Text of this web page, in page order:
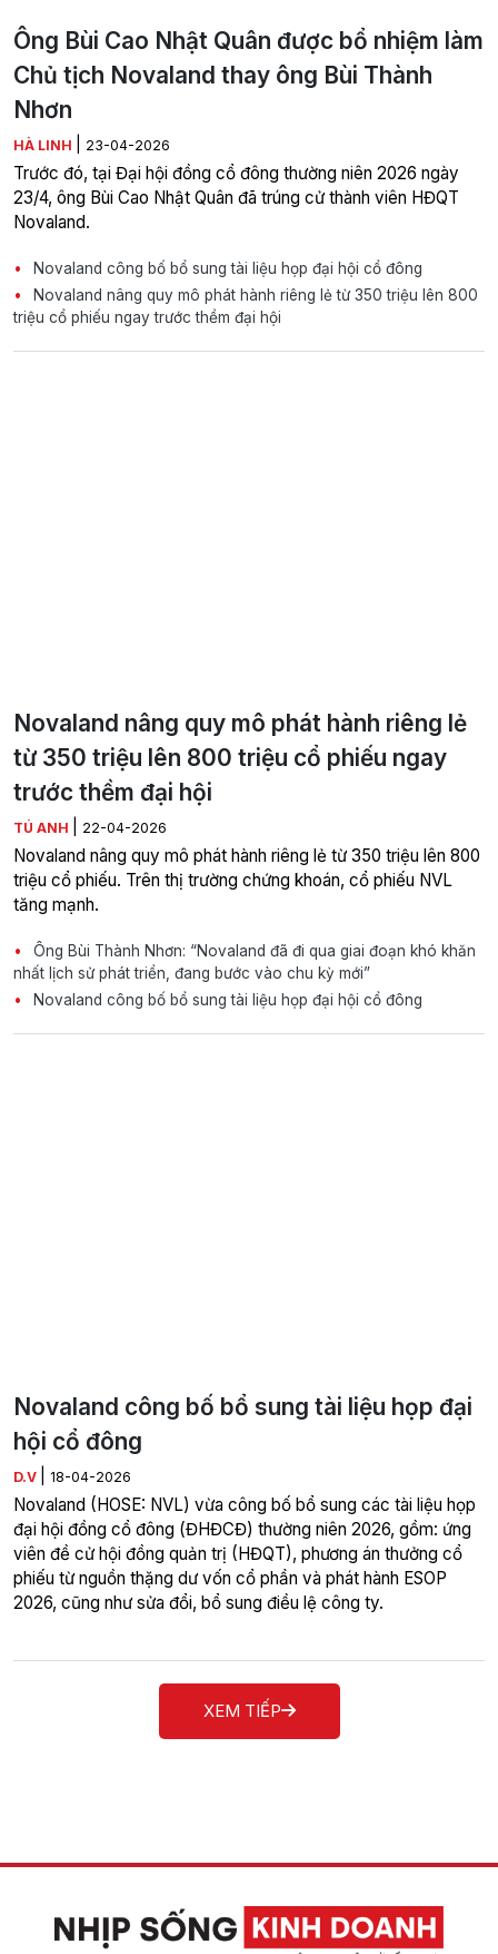
Ông Bùi Cao Nhật Quân được bổ nhiệm làm
Chủ tịch Novaland thay ông Bùi Thành
Nhơn
HÀ LINH 23-04-2026
Trước đó, tại Đại hội đồng cổ đông thường niên 2026 ngày
23/4, ông Bùi Cao Nhật Quân đã trúng cử thành viên HĐQT
Novaland.
Novaland công bố bổ sung tài liệu họp đại hội cổ đông
Novaland nâng quy mô phát hành riêng lẻ từ 350 triệu lên 800
triệu cổ phiếu ngay trước thềm đại hội
Novaland nâng quy mô phát hành riêng lẻ
từ 350 triệu lên 800 triệu cổ phiếu ngay
trước thềm đại hội
TÚ ANH 22-04-2026
Novaland nâng quy mô phát hành riêng lẻ từ 350 triệu lên 800
triệu cổ phiếu. Trên thị trường chứng khoán, cổ phiếu NVL
tăng mạnh.
Ông Bùi Thành Nhơn: “Novaland đã đi qua giai đoạn khó khăn
nhất lịch sử phát triển, đang bước vào chu kỳ mới”
Novaland công bố bổ sung tài liệu họp đại hội cổ đông
Novaland công bố bổ sung tài liệu họp đại
hội cổ đông
D.V 18-04-2026
Novaland (HOSE: NVL) vừa công bố bổ sung các tài liệu họp
đại hội đồng cổ đông (ĐHĐCĐ) thường niên 2026, gồm: ứng
viên đề cử hội đồng quản trị (HĐQT), phương án thưởng cổ
phiếu từ nguồn thặng dư vốn cổ phần và phát hành ESOP
2026, cũng như sửa đổi, bổ sung điều lệ công ty.
XEM TIẾP